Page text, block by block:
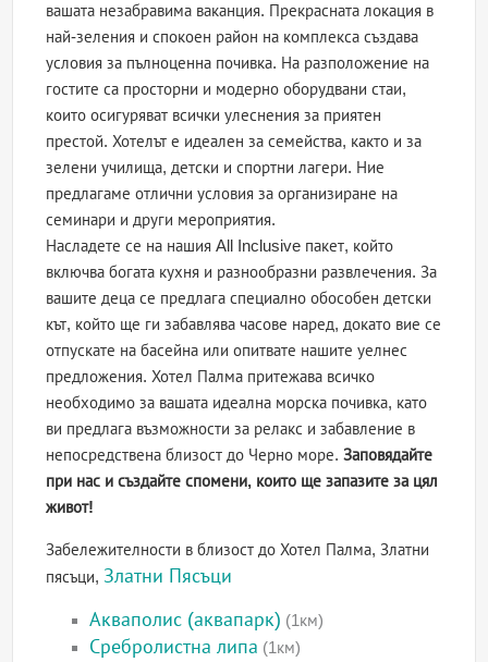
вашата незабравима ваканция. Прекрасната локация в
най-зеления и спокоен район на комплекса създава
условия за пълноценна почивка. На разположение на
гостите са просторни и модерно оборудвани стаи,
които осигуряват всички улеснения за приятен
престой. Хотелът е идеален за семейства, както и за
зелени училища, детски и спортни лагери. Ние
предлагаме отлични условия за организиране на
семинари и други мероприятия.
Насладете се на нашия All Inclusive пакет, който
включва богата кухня и разнообразни развлечения. За
вашите деца се предлага специално обособен детски
кът, който ще ги забавлява часове наред, докато вие се
отпускате на басейна или опитвате нашите уелнес
предложения. Хотел Палма притежава всичко
необходимо за вашата идеална морска почивка, като
ви предлага възможности за релакс и забавление в
непосредствена близост до Черно море.Заповядайте
при нас и създайте спомени, които ще запазите за цял
живот!
Забележителности в близост до Хотел Палма, Златни
пясъци, Златни Пясъци
Акваполис (аквапарк) (1км)
Сребролистна липа (1км)